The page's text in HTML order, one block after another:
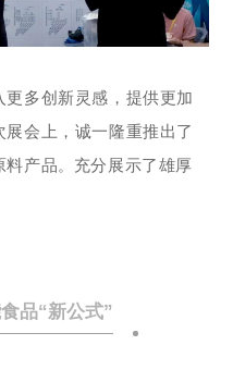
保留所有权利
沪ICP备
法律声明隐私政策
多创新灵感，提供更加
会上，诚一隆重推出了
料产品。 充分展示了雄厚
品“新公式”